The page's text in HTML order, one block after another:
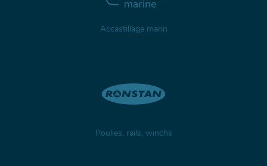
Accastillage marin
Poulies, rails, winchs